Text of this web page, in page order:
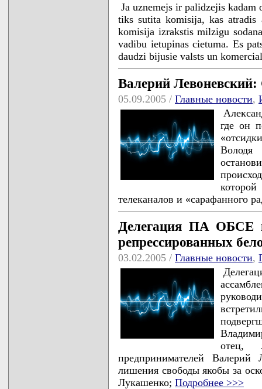
Ja uznemejs ir palidzejis kadam
tiks sutita komisija, kas
komisija izrakstis milzigu
vadibu ietupinas cietuma. Es
daudzi bijusie valsts un
Валерий
05.09.2005 / Главные новости,
где он
телеканалов и «сарафанного
Делегация ПА ОБСЕ
репрессированных
03.02.2005 / Главные новости,
отец,
предпринимателей
лишения свободы якобы за
Лукашенко; Подробнее >>>